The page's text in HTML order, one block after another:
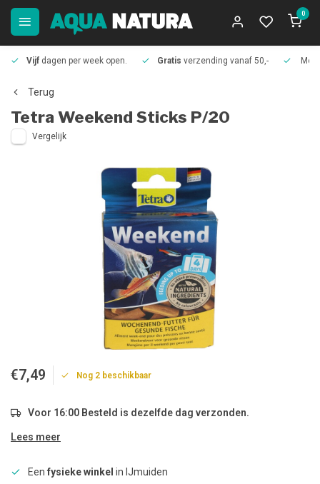
0
Vijf dagen per week open. Gratis verzending vanaf 50,-
Terug
Tetra Weekend Sticks P/20
Vergelijk
€7,49 Nog 2 beschikbaar
Voor 16:00 Besteld is dezelfde dag verzonden.
Lees meer
Een fysieke winkel in IJmuiden